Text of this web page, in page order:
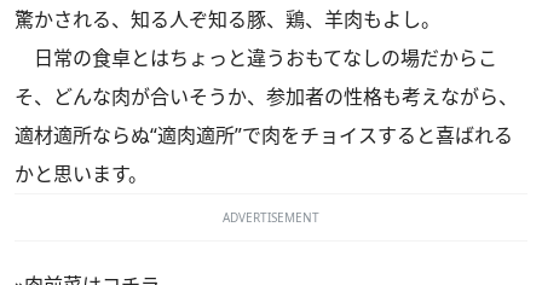
驚かされる、知る人ぞ知る豚、鶏、羊肉もよし。
日常の食卓とはちょっと違うおもてなしの場だからこ
そ、どんな肉が合いそうか、参加者の性格も考えながら、
適材適所ならぬ“適肉適所”で肉をチョイスすると喜ばれる
かと思います。
ADVERTISEMENT